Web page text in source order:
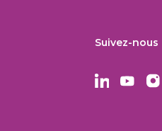
Suivez-nous